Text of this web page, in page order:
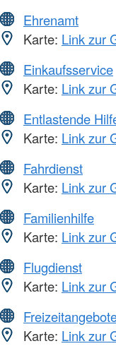
Ehrenamt
Karte: Link zur
Einkaufsservice
Karte: Link zur
Entlastende
Karte: Link zur
Fahrdienst
Karte: Link zur
Familienhilfe
Karte: Link zur
Flugdienst
Karte: Link zur
Karte: Link zur